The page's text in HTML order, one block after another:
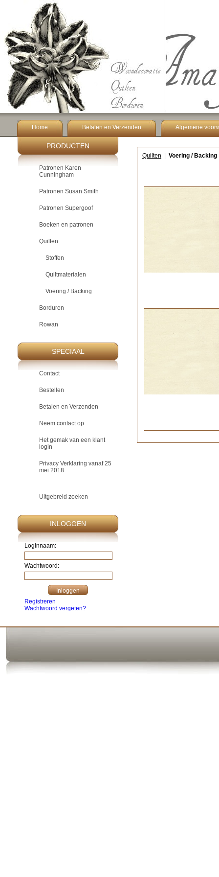
Home Betalen en Verzenden Algemene
PRODUCTEN
Patronen Karen
Cunningham
Patronen Susan Smith
Patronen Supergoof
Boeken en patronen
Quilten
Stoffen
Quiltmaterialen
Voering / Backing
Borduren
Rowan
SPECIAAL
Contact
Bestellen
Betalen en Verzenden
Neem contact op
Het gemak van een klant
login
Privacy Verklaring vanaf 25
mei 2018
Uitgebreid zoeken
INLOGGEN
Loginnaam:
Wachtwoord:
Registreren
Wachtwoord vergeten?
Quilten Voering / Backing